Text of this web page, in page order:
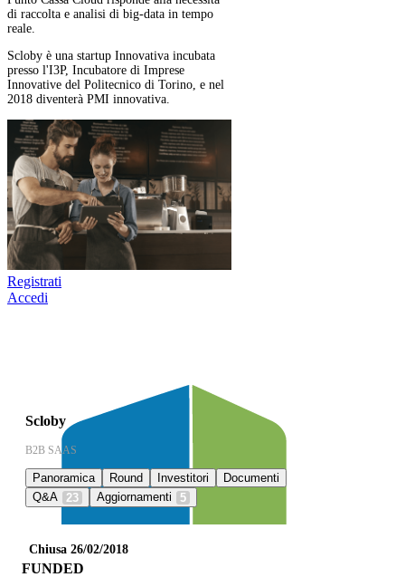
di raccolta e analisi di big-data in tempo
reale.
Scloby è una startup Innovativa incubata
presso l'I3P, Incubatore di Imprese
Innovative del Politecnico di Torino, e nel
2018 diventerà PMI innovativa.
Mostra di meno
Vuoi scoprire di più su questo
progetto?
Registrati o accedi, se hai già un
account, per visualizzare tutte le
informazioni in dettaglio
Registrati
Accedi
Scloby
B2B SAAS
Panoramica Round Investitori
Documenti
Q&A
23 Aggiornamenti 5
Chiusa 26/02/2018
FUNDED